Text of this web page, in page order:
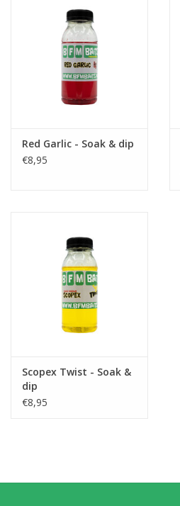
Red Garlic - Soak & dip
€8,95
Scopex Twist - Soak &
dip
€8,95